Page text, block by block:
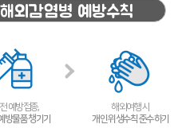
해외감염병 예방수칙
예방접종,
방물품 챙기기
해외여행 시
개인 위생수칙 준수하기